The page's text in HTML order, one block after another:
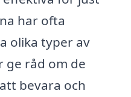
har ofta
olika typer av
ge råd om de
bevara och